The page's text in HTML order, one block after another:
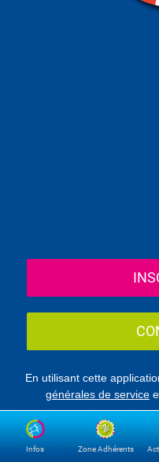
En utilisant cette
générales de service
Infos Zone Adhérents